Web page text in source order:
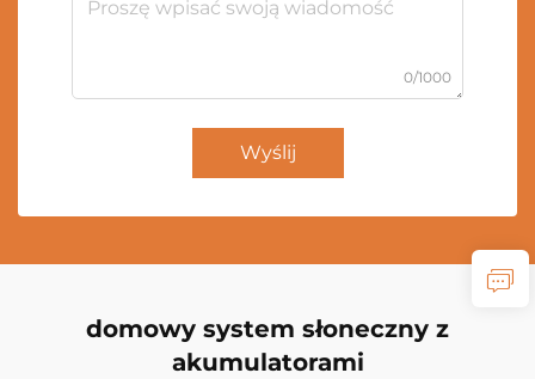
0/1000
Wyślij
domowy system słoneczny z
akumulatorami